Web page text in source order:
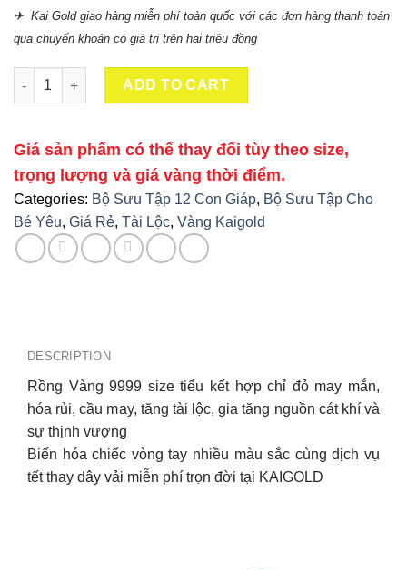
✈ Kai Gold giao hàng miễn phí toàn quốc với các đơn hàng thanh toán
qua chuyển khoản có giá trị trên hai triệu đồng
Vòng Tay Rồng Vàng 24K 9999 Mini quantity
ADD TO CART
Giá sản phẩm có thể thay đổi tùy theo size,
trọng lượng và giá vàng thời điểm.
Categories: Bộ Sưu Tập 12 Con Giáp, Bộ Sưu Tập Cho
Bé Yêu, Giá Rẻ, Tài Lộc, Vàng Kaigold
DESCRIPTION
Rồng Vàng 9999 size tiểu kết hợp chỉ đỏ may mắn,
hóa rủi, cầu may, tăng tài lộc, gia tăng nguồn cát khí và
sự thịnh vượng
Biến hóa chiếc vòng tay nhiều màu sắc cùng dịch vụ
tết thay dây vải miễn phí trọn đời tại KAIGOLD